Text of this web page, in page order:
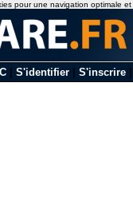
S'identifier S'inscrire
pour une navigation optimale